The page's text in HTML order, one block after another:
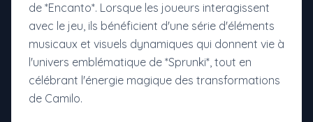
de *Encanto*. Lorsque les joueurs interagissent
avec le jeu, ils bénéficient d'une série d'éléments
musicaux et visuels dynamiques qui donnent vie à
l'univers emblématique de *Sprunki*, tout en
célébrant l'énergie magique des transformations
de Camilo.